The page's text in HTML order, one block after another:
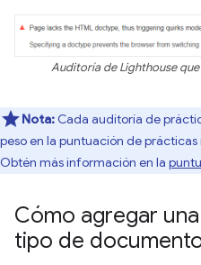
Auditoría de Lighthouse
Nota: Cada auditoría de
peso en la puntuación de
Obtén más información en la
Cómo agregar
tipo de